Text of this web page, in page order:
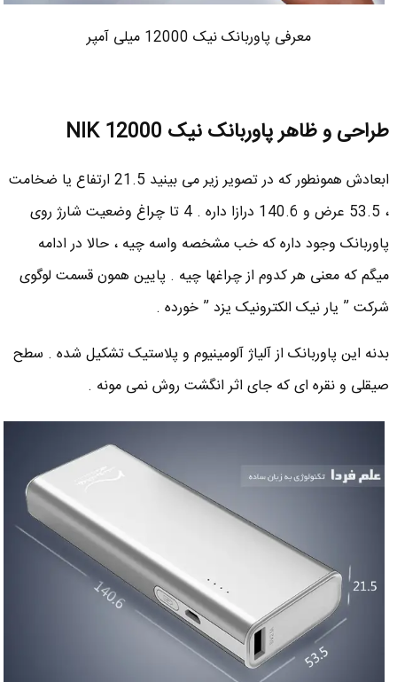
معرفی پاوربانک نیک 12000 میلی آمپر
طراحی و ظاهر پاوربانک نیک NIK 12000
ابعادش همونطور که در تصویر زیر می بینید 21.5 ارتفاع یا ضخامت
، 53.5 عرض و 140.6 درازا داره . 4 تا چراغ وضعیت شارژ روی
پاوربانک وجود داره که خب مشخصه واسه چیه ، حالا در ادامه
میگم که معنی هر کدوم از چراغها چیه . پایین همون قسمت لوگوی
شرکت ” یار نیک الکترونیک یزد ” خورده .
بدنه این پاوربانک از آلیاژ آلومینیوم و پلاستیک تشکیل شده . سطح
صیقلی و نقره ای که جای اثر انگشت روش نمی مونه .